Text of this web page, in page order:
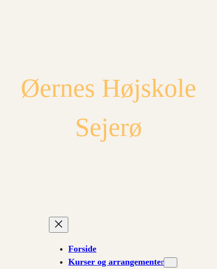
Øernes Højskole
Sejerø
Forside
Kurser og arrangementer